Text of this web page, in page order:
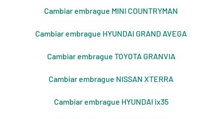
Cambiar embrague MINI COUNTRYMAN
Cambiar embrague HYUNDAI GRAND AVEGA
Cambiar embrague TOYOTA GRANVIA
Cambiar embrague NISSAN XTERRA
Cambiar embrague HYUNDAI ix35